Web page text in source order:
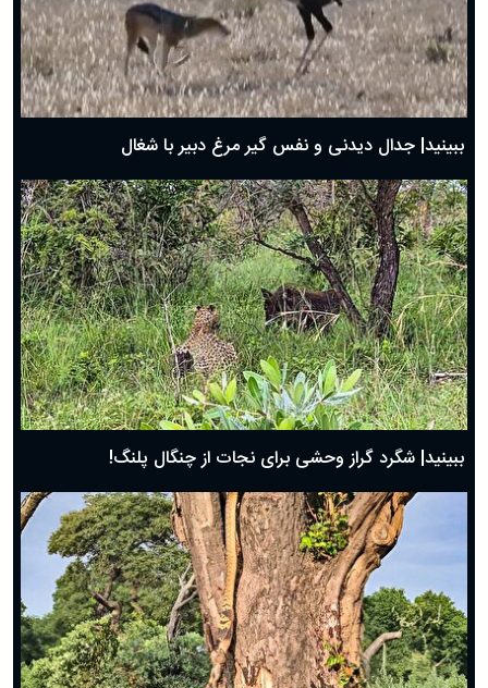
دعای روز دوم ماه مبارک رمضان ۱ اسفند ماه ۱۴۰۴
دعای روز اول ماه مبارک رمضان، ۳۰ بهمن ۱۴۰۴
حضرت زینب(س) چگونه از دنیا رفت؟
بهترین پیامک تبریک روز پدر ۱۴۰۴؛ جملات زیبا و صمیمانه
ببینید| جدال دیدنی و نفس گیر مرغ دبیر با شغال
ببینید| شگرد گراز وحشی برای نجات از چنگال پلنگ!